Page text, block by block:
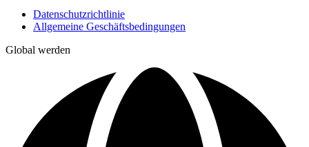
Datenschutzrichtlinie
Allgemeine Geschäftsbedingungen
Global werden